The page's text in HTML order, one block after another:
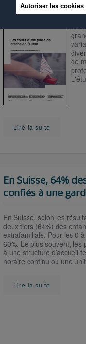
de
Lire la suite
En Suisse, 64%
confiés à une
En Suisse, selon les
deux tiers (64%) des
extrafamiliale. Pour les 0
60%. Le plus souvent, les
à une structure d’accueil
horaire continu ou une
Lire la suite